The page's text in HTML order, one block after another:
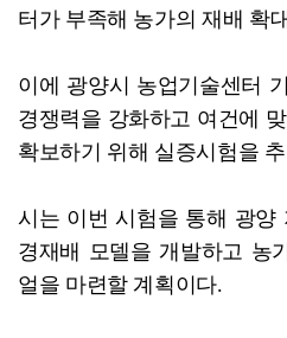
터가 부족해 농가의 재배 확
이에 광양시 농업기술센터
경쟁력을 강화하고 여건에
확보하기 위해 실증시험을
시는 이번 시험을 통해 광양
경재배 모델을 개발하고 농
얼을 마련할 계획이다.